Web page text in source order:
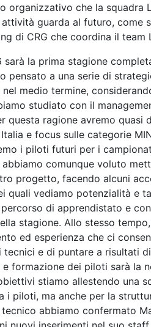
organizzativo che la
attività guarda al futuro, come
di CRG che coordina il team
sarà la prima stagione
pensato a una serie di
nel medio termine,
studiato con il
questa ragione avremo quasi
e focus sulle categorie
i piloti futuri per i
abbiamo comunque voluto
progetto, facendo alcuni
quali vediamo potenzialità e
di apprendistato e
stagione. Allo stesso
ed esperienza che ci
tecnici e di puntare a risultati
formazione dei piloti sarà la
stiamo allestendo una
i piloti, ma anche per la
abbiamo confermato